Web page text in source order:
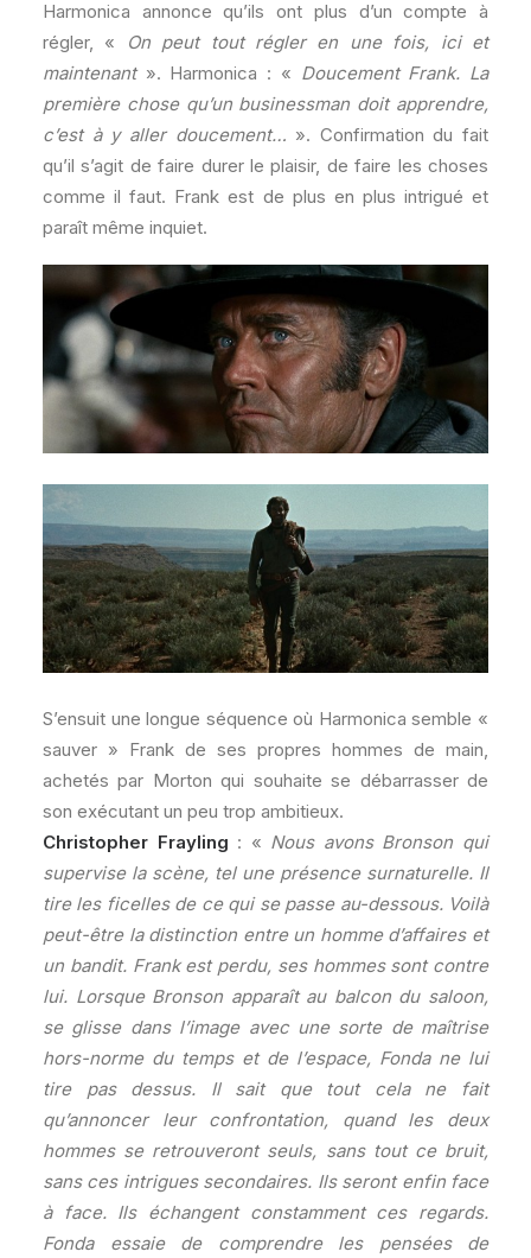
Harmonica annonce qu’ils ont plus d’un compte à
régler, «
On peut tout régler en une fois, ici et
maintenant». Harmonica : « Doucement Frank. La
première chose qu’un businessman doit apprendre,
c’est à y aller doucement… ». Confirmation du fait
qu’il s’agit de faire durer le plaisir, de faire les choses
comme il faut. Frank est de plus en plus intrigué et
paraît même inquiet.
S’ensuit une longue séquence où Harmonica semble «
sauver » Frank de ses propres hommes de main,
achetés par Morton qui souhaite se débarrasser de
son exécutant un peu trop ambitieux.
Christopher Frayling : « Nous avons Bronson qui
supervise la scène, tel une présence surnaturelle. Il
tire les ficelles de ce qui se passe au-dessous. Voilà
peut-être la distinction entre un homme d’affaires et
un bandit. Frank est perdu, ses hommes sont contre
lui. Lorsque Bronson apparaît au balcon du saloon,
se glisse dans l’image avec une sorte de maîtrise
hors-norme du temps et de l’espace, Fonda ne lui
tire pas dessus. Il sait que tout cela ne fait
qu’annoncer leur confrontation, quand les deux
hommes se retrouveront seuls, sans tout ce bruit,
sans ces intrigues secondaires. Ils seront enfin face
à face. Ils échangent constamment ces regards.
Fonda essaie de comprendre les pensées de